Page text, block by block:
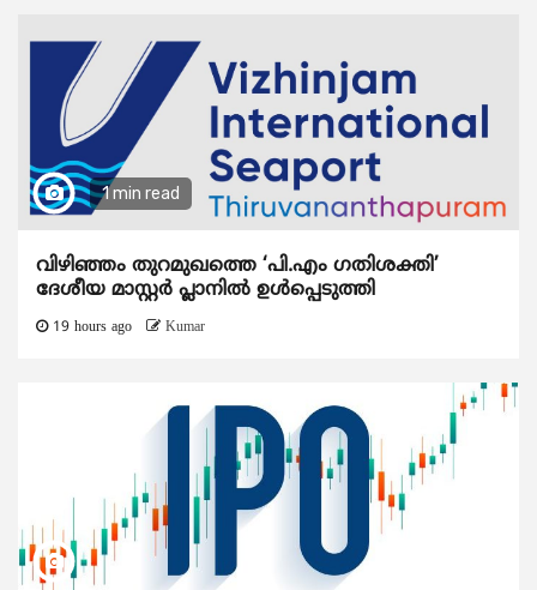
1 min read
വിഴിഞ്ഞം തുറമുഖത്തെ ‘പി.എം ഗതിശക്തി’
ദേശീയ മാസ്റ്റർ പ്ലാനിൽ ഉൾപ്പെടുത്തി
19 hours ago Kumar